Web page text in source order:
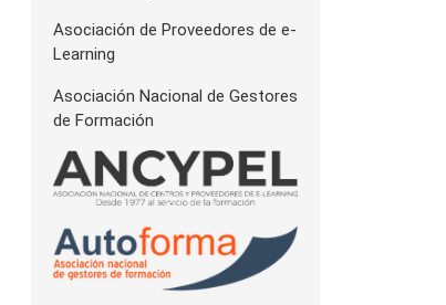
Asociación de Proveedores de e-
Learning
Asociación Nacional de Gestores
de Formación